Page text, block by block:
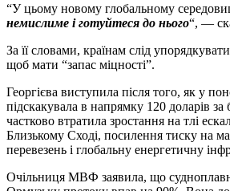
“У цьому новому глобальному
немислиме і готуйтеся до нього“, —
За її словами, країнам слід
щоб мати “запас міцності”.
Георгієва виступила після того, як у
підскакувала в напрямку 120 доларів за
частково втратила зростання на тлі
Близькому Сході, посилення тиску на
перевезень і глобальну енергетичну
Очільниця МВФ заявила, що